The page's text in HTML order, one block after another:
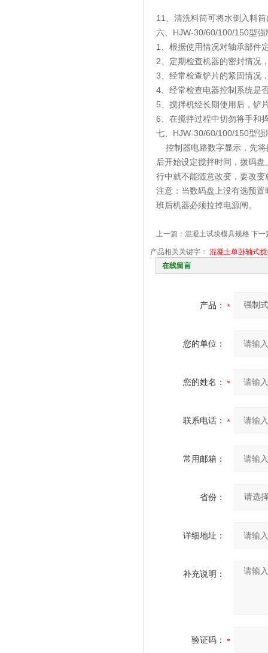
11、清洗料筒可将水倒入料
六、HJW-30/60/100/150型
1、根据使用情况对轴承部件
2、定期检查机器的密封情况
3、经常检查铲片的紧固情况
4、经常检查电器控制系统是
5、搅拌机经长期使用后，铲
6、在搅拌过程中切勿将手和
七、HJW-30/60/100/150型
控制器电路数字显示，先将
后开始设定搅拌时间，拨码
行中就不能随意改变，要改变
注意：当数码盘上没有选预
班后机器必须拉掉电源闸。
上一篇： 混凝土试块模具规格 下一
产品相关关键字： 混凝土单卧轴式
在线留言
产品：
您的单位：
您的姓名：
联系电话：
常用邮箱：
省份：
详细地址：
补充说明：
验证码：